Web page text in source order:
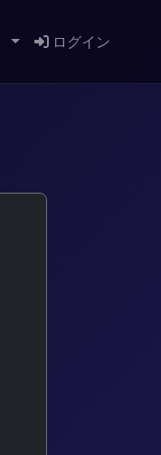
ログイン